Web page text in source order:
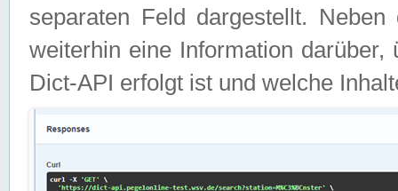
separaten Feld dargestellt.
weiterhin eine Information
Dict-API erfolgt ist und welche